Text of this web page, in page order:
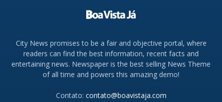
City News promises to be a fair and objective portal, where
readers can find the best information, recent facts and
entertaining news. Newspaper is the best selling News Theme
of all time and powers this amazing demo!
Contato: contato@boavistaja.com